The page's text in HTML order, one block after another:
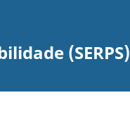
(SERPS)